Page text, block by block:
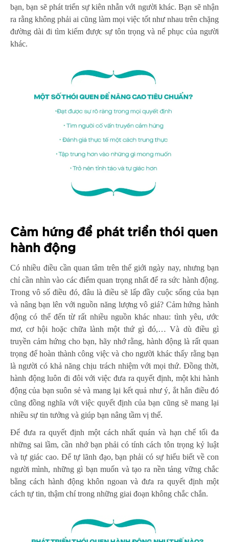
bạn, bạn sẽ phát triển sự kiên nhẫn với người khác. Bạn sẽ nhận
ra rằng không phải ai cũng làm mọi việc tốt như nhau trên chặng
đường dài đi tìm kiếm được sự tôn trọng và nể phục của người
khác.
Cảm hứng để phát triển thói quen
hành động
Có nhiều điều cần quan tâm trên thế giới ngày nay, nhưng bạn
chỉ cần nhìn vào các điểm quan trọng nhất để ra sức hành động.
Trong vô số điều đó, đâu là điều sẽ lấp đầy cuộc sống của bạn
và nâng bạn lên với nguồn năng lượng vô giá? Cảm hứng hành
động có thể đến từ rất nhiều nguồn khác nhau: tình yêu, ước
mơ, cơ hội hoặc chữa lành một thứ gì đó,… Và dù điều gì
truyền cảm hứng cho bạn, hãy nhớ rằng, hành động là rất quan
trọng để hoàn thành công việc và cho người khác thấy rằng bạn
là người có khả năng chịu trách nhiệm với mọi thứ. Đồng thời,
hành động luôn đi đôi với việc đưa ra quyết định, một khi hành
động của bạn suôn sẻ và mang lại kết quả như ý, ắt hẳn điều đó
cũng đồng nghĩa với việc quyết định của bạn cũng sẽ mang lại
nhiều sự tin tưởng và giúp bạn nâng tầm vị thế.
Để đưa ra quyết định một cách nhất quán và hạn chế tối đa
những sai lầm, cần nhớ bạn phải có tính cách tôn trọng kỷ luật
và tự giác cao. Để tự lãnh đạo, bạn phải có sự hiểu biết về con
người mình, những gì bạn muốn và tạo ra nền tảng vững chắc
bằng cách hành động khôn ngoan và đưa ra quyết định một
cách tự tin, thậm chí trong những giai đoạn không chắc chắn.